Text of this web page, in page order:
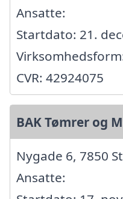
Ansatte:
Startdato: 21.
CVR: 42924075
BAK Tømrer og
Nygade 6, 7850
Ansatte: